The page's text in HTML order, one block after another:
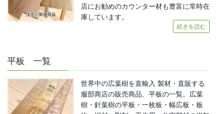
店にお勧めのカウンター材も豊富に常時在
庫しています。
続きを読む
平板 一覧
世界中の広葉樹を直輸入 製材・直販する
服部商店の販売商品、平板の一覧。広葉
樹・針葉樹の平板・一枚板・幅広板・板